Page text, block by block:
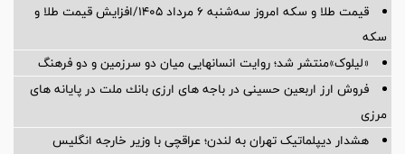
قیمت طلا و سکه امروز سه‌شنبه ۶ مرداد ۱۴۰۵/افزایش قیمت طلا و
سکه
«لیلوک»منتشر شد؛ روایت انسانهایی میان دو سرزمین و دو فرهنگ
فروش ارز اربعین حسینی در باجه های ارزی بانك ملت در پایانه های
مرزی
هشدار دیپلماتیک تهران به لندن؛ عراقچی با وزیر خارجه انگلیس